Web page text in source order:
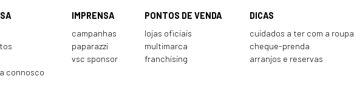
connosco
IMPRENSA
campanhas
paparazzi
vsc sponsor
PONTOS DE VENDA
lojas oficiais
multimarca
franchising
DICAS
cuidados a ter com a roupa
cheque-prenda
arranjos e reservas